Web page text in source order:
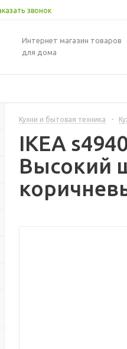
звонок
Интернет магазин товаров
для дома
Кухни и бытовая техника -
IKEA
Высокий